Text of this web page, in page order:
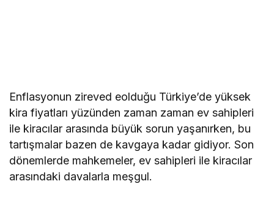
Enflasyonun zireved eolduğu Türkiye’de yüksek
kira fiyatları yüzünden zaman zaman ev sahipleri
ile kiracılar arasında büyük sorun yaşanırken, bu
tartışmalar bazen de kavgaya kadar gidiyor. Son
dönemlerde mahkemeler, ev sahipleri ile kiracılar
arasındaki davalarla meşgul.